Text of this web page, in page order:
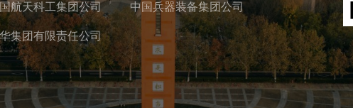
航天科工集团公司 中国兵器装备集团公司
集团有限责任公司